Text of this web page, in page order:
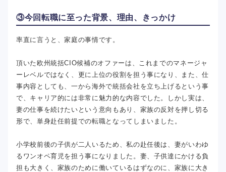
③今回転職に至った背景、理由、きっかけ
率直に言うと、家庭の事情です。
頂いた欧州統括CIO候補のオファーは、これまでのマネージャ
ーレベルではなく、更に上位の役割を担う事になり、また、仕
事内容としても、一から海外で統括会社を立ち上げるという事
で、キャリア的には非常に魅力的な内容でした。しかし実は、
妻の仕事を続けたいという意向もあり、家族の反対を押し切る
形で、単身赴任前提での転職となってしまいました。
小学校前後の子供が二人いるため、私の赴任後は、妻がいわゆ
るワンオペ育児を担う事になりました。妻、子供達にかける負
担も大きく、家族のために働いているはずなのに、家族に大き